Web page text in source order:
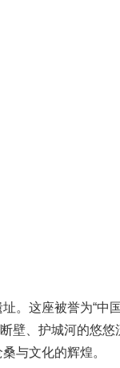
。这座被誉为“中
壁、护城河的悠
与文化的辉煌。